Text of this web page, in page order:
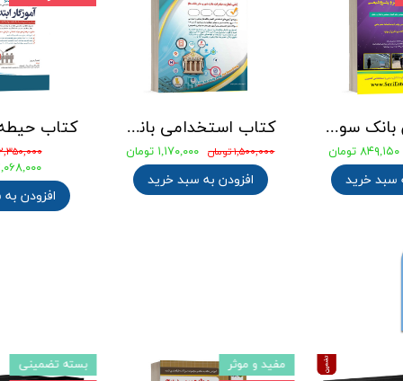
۲,۳۵۰,۰۰۰
۲,۰۶۸,۰۰۰
افزودن
کتاب استخدامی بانک های خصوصی و دولتی (بانکدار) 1404 انتشارات آراه
۱,۵۰۰,۰۰۰ تومان ۱,۱۷۰,۰۰۰ تومان
افزودن به سبد خرید
جامع ترین بانک سوالات استخدامی مهندسی شیمی، پلیمر و پتروشیمی
۸۴۹,۱۵۰ تومان
سبد خرید
بسته تضمینی
مفید و موثر